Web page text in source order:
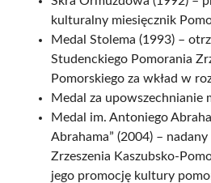
kulturalny miesięcznik
Medal Stolema (1993) –
Studenckiego Pomorania
Pomorskiego za wkład w
Medal za upowszechnianie
Medal im. Antoniego
Abrahama” (2004) –
Zrzeszenia Kaszubsko-
jego promocję kultury